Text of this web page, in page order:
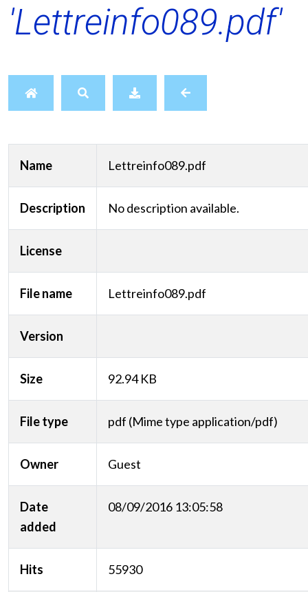
'Lettreinfo089.pdf'
Name Lettreinfo089.pdf
Description No description available.
License
File name Lettreinfo089.pdf
Version
Size 92.94 KB
File type pdf (Mime type application/pdf)
Owner Guest
Date
added
08/09/2016 13:05:58
Hits 55930